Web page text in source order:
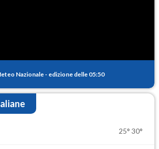
Nazionale- edizione delle 05:50
25° 30°